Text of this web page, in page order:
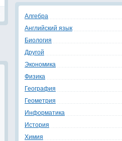
Алгебра
Английский язык
Биология
Другой
Экономика
Физика
География
Геометрия
Информатика
История
Химия